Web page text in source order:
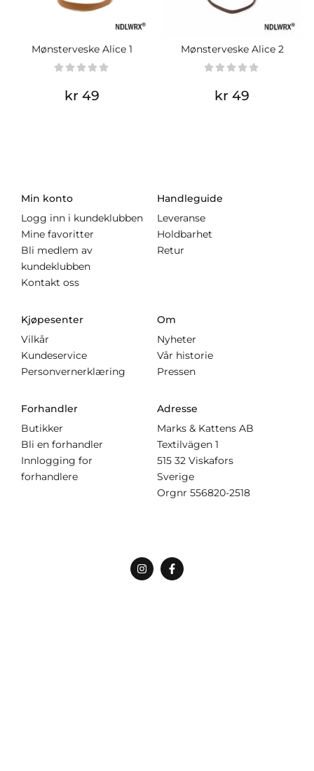
Mønsterveske Alice 1
kr 49
Mønsterveske Alice 2
kr 49
Min konto
Logg inn i kundeklubben
Mine favoritter
Bli medlem av
kundeklubben
Kontakt oss
Handleguide
Leveranse
Holdbarhet
Retur
Kjøpesenter
Vilkår
Kundeservice
Personvernerklæring
Om
Nyheter
Vår historie
Pressen
Forhandler
Butikker
Bli en forhandler
Innlogging for
forhandlere
Adresse
Marks & Kattens AB
Textilvägen 1
515 32 Viskafors
Sverige
Orgnr 556820-2518